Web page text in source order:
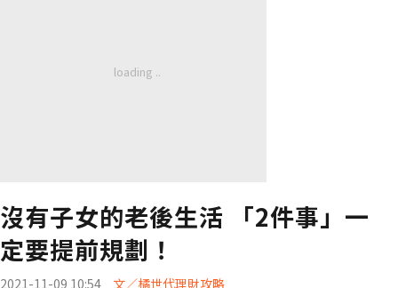
沒有子女的老後生活 「2件事」一
定要提前規劃！
2021-11-09 10:54 文／橘世代理財攻略